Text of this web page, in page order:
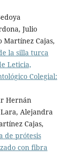
Julio
Martínez Cajas,
la silla turca
Leticia,
Colegial:
Hernán
Alejandra
Cajas,
de prótesis
con fibra